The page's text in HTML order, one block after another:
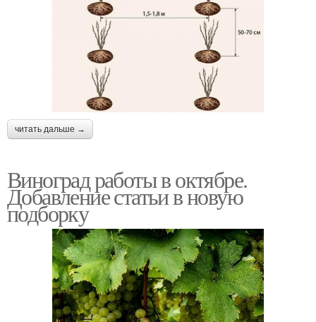
читать дальше →
Виноград работы в октябре.
Добавление статьи в новую
подборку